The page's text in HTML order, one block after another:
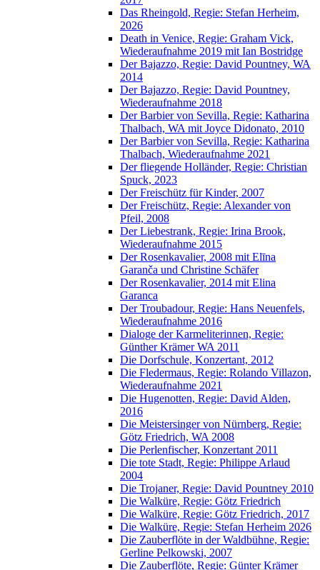
Das Rheingold, Regie: Stefan Herheim,
2026
Death in Venice, Regie: Graham Vick,
Wiederaufnahme 2019 mit Ian Bostridge
Der Bajazzo, Regie: David Pountney, WA
2014
Der Bajazzo, Regie: David Pountney,
Wiederaufnahme 2018
Der Barbier von Sevilla, Regie: Katharina
Thalbach, WA mit Joyce Didonato, 2010
Der Barbier von Sevilla, Regie: Katharina
Thalbach, Wiederaufnahme 2021
Der fliegende Holländer, Regie: Christian
Spuck, 2023
Der Freischütz für Kinder, 2007
Der Freischütz, Regie: Alexander von
Pfeil, 2008
Der Liebestrank, Regie: Irina Brook,
Wiederaufnahme 2015
Der Rosenkavalier, 2008 mit Elīna
Garanča und Christine Schäfer
Der Rosenkavalier, 2014 mit Elina
Garanca
Der Troubadour, Regie: Hans Neuenfels,
Wiederaufnahme 2016
Dialoge der Karmeliterinnen, Regie:
Günther Krämer WA 2011
Die Dorfschule, Konzertant, 2012
Die Fledermaus, Regie: Rolando Villazon,
Wiederaufnahme 2021
Die Hugenotten, Regie: David Alden,
2016
Die Meistersinger von Nürnberg, Regie:
Götz Friedrich, WA 2008
Die Perlenfischer, Konzertant 2011
Die tote Stadt, Regie: Philippe Arlaud
2004
Die Trojaner, Regie: David Pountney 2010
Die Walküre, Regie: Götz Friedrich
Die Walküre, Regie: Götz Friedrich, 2017
Die Walküre, Regie: Stefan Herheim 2026
Die Zauberflöte in der Waldbühne, Regie:
Gerline Pelkowski, 2007
Die Zauberflöte, Regie: Günter Krämer